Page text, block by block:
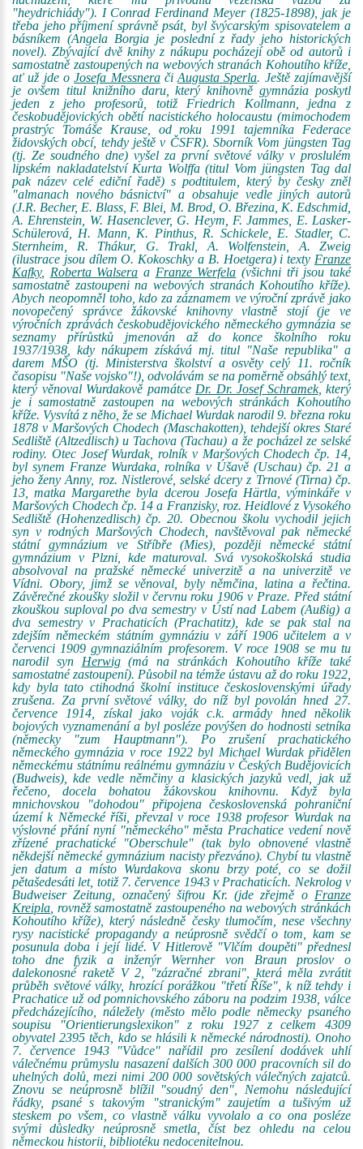
"heydrichiády"). I Conrad Ferdinand Meyer (1825-1898), jak je
třeba jeho příjmení správně psát, byl švýcarským spisovatelem a
básníkem (Angela Borgia je poslední z řady jeho historických
novel). Zbývající dvě knihy z nákupu pocházejí obě od autorů i
samostatně zastoupených na webových stranách Kohoutího kříže,
ať už jde oJosefa MessneračiAugusta Sperla. Ještě zajímavější
je ovšem titul knižního daru, který knihovně gymnázia poskytl
jeden z jeho profesorů, totiž Friedrich Kollmann, jedna z
českobudějovických obětí nacistického holocaustu (mimochodem
prastrýc Tomáše Krause, od roku 1991 tajemníka Federace
židovských obcí, tehdy ještě v ČSFR). Sborník Vom jüngsten Tag
(tj. Ze soudného dne) vyšel za první světové války v proslulém
lipském nakladatelství Kurta Wolffa (titul Vom jüngsten Tag dal
pak název celé ediční řadě) s podtitulem, který by česky zněl
"almanach nového básnictví" a obsahuje vedle jiných autorů
(J.R. Becher, E. Blass, F. Blei, M. Brod, O. Březina, K. Edschmid,
A. Ehrenstein, W. Hasenclever, G. Heym, F. Jammes, E. Lasker-
Schülerová, H. Mann, K. Pinthus, R. Schickele, E. Stadler, C.
Sternheim, R. Thákur, G. Trakl, A. Wolfenstein, A. Zweig
(ilustrace jsou dílem O. Kokoschky a B. Hoetgera) i texty Franze
Kafky, Roberta Walsera a Franze Werfela (všichni tři jsou také
samostatně zastoupeni na webových stranách Kohoutího kříže).
Abych neopomněl toho, kdo za záznamem ve výroční zprávě jako
novopečený správce žákovské knihovny vlastně stojí (je ve
výročních zprávách českobudějovického německého gymnázia se
seznamy přírůstků jmenován až do konce školního roku
1937/1938, kdy nákupem získává mj. titul "Naše republika" a
darem MŠO (tj. Ministerstva školství a osvěty celý 11. ročník
časopisu "Naše vojsko"!), odvolávám se na poměrně obsáhlý text,
který věnoval Wurdakově památce Dr. Dr. Josef Schramek, který
je i samostatně zastoupen na webových stránkách Kohoutího
kříže. Vysvítá z něho, že se Michael Wurdak narodil 9. března roku
1878 v Maršových Chodech (Maschakotten), tehdejší okres Staré
Sedliště (Altzedlisch) u Tachova (Tachau) a že pocházel ze selské
rodiny. Otec Josef Wurdak, rolník v Maršových Chodech čp. 14,
byl synem Franze Wurdaka, rolníka v Úšavě (Uschau) čp. 21 a
jeho ženy Anny, roz. Nistlerové, selské dcery z Trnové (Tirna) čp.
13, matka Margarethe byla dcerou Josefa Härtla, výminkáře v
Maršových Chodech čp. 14 a Franzisky, roz. Heidlové z Vysokého
Sedliště (Hohenzedlisch) čp. 20. Obecnou školu vychodil jejich
syn v rodných Maršových Chodech, navštěvoval pak německé
státní gymnázium ve Stříbře (Mies), později německé státní
gymnázium v Plzni, kde maturoval. Svá vysokoškolská studia
absolvoval na pražské německé univerzitě a na univerzitě ve
Vídni. Obory, jimž se věnoval, byly němčina, latina a řečtina.
Závěrečné zkoušky složil v červnu roku 1906 v Praze. Před státní
zkouškou suploval po dva semestry v Ústí nad Labem (Außig) a
dva semestry v Prachaticích (Prachatitz), kde se pak stal na
zdejším německém státním gymnáziu v září 1906 učitelem a v
červenci 1909 gymnaziálním profesorem. V roce 1908 se mu tu
narodil syn Herwig(má na stránkách Kohoutího kříže také
samostatné zastoupení). Působil na témže ústavu až do roku 1922,
kdy byla tato ctihodná školní instituce československými úřady
zrušena. Za první světové války, do níž byl povolán hned 27.
července 1914, získal jako voják c.k. armády hned několik
bojových vyznamenání a byl posléze povýšen do hodnosti setníka
(německy "zum Hauptmann"). Po zrušení prachatického
německého gymnázia v roce 1922 byl Michael Wurdak přidělen
německému státnímu reálnému gymnáziu v Českých Budějovicích
(Budweis), kde vedle němčiny a klasických jazyků vedl, jak už
řečeno, docela bohatou žákovskou knihovnu. Když byla
mnichovskou "dohodou" připojena československá pohraniční
území k Německé říši, převzal v roce 1938 profesor Wurdak na
výslovné přání nyní "německého" města Prachatice vedení nově
zřízené prachatické "Oberschule" (tak bylo obnovené vlastně
někdejší německé gymnázium nacisty přezváno). Chybí tu vlastně
jen datum a místo Wurdakova skonu brzy poté, co se dožil
pětašedesáti let, totiž 7. července 1943 v Prachaticích. Nekrolog v
Budweiser Zeitung, označený šifrou Kr. (jde zřejmě o Franze
Kreipla , rovněž samostatně zastoupeného na webových stránkách
Kohoutího kříže), který následně česky tlumočím, nese všechny
rysy nacistické propagandy a neúprosně svědčí o tom, kam se
posunula doba i její lidé. V Hitlerově "Vlčím doupěti" přednesl
toho dne fyzik a inženýr Wernher von Braun proslov o
dalekonosné raketě V 2, "zázračné zbrani", která měla zvrátit
průběh světové války, hrozící porážkou "třetí Říše", k níž tehdy i
Prachatice už od pomnichovského záboru na podzim 1938, válce
předcházejícího, náležely (město mělo podle německy psaného
soupisu "Orientierungslexikon" z roku 1927 z celkem 4309
obyvatel 2395 těch, kdo se hlásili k německé národnosti). Onoho
7. července 1943 "Vůdce" nařídil pro zesílení dodávek uhlí
válečnému průmyslu nasazení dalších 300 000 pracovních sil do
uhelných dolů, mezi nimi 200 000 sovětských válečných zajatců.
Znovu se neúprosně blížil "soudný den", Nemohu následující
řádky, psané s takovým "stranickým" zaujetím a tušivým už
steskem po všem, co vlastně válku vyvolalo a co ona posléze
svými důsledky neúprosně smetla, číst bez ohledu na celou
německou historii, bibliotéku nedocenitelnou.